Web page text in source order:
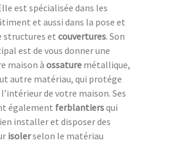
est spécialisée dans les
et aussi dans la pose et
structures etcouvertures. Son
est de vous donner une
maison à ossature métallique,
autre matériau, qui protége
de votre maison. Ses
également ferblantiersqui
installer et disposer des
isolerselon le matériau